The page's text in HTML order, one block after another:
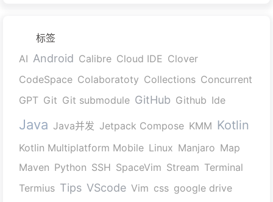
标签
AI Android Calibre Cloud IDE Clover
CodeSpace Colaboratoty Collections Concurrent
GPT Git Git submodule GitHub Github Ide
Java Java并发 Jetpack Compose KMM Kotlin
Kotlin Multiplatform Mobile Linux Manjaro Map
Maven Python SSH SpaceVim Stream Terminal
Termius Tips VScode Vim css google drive